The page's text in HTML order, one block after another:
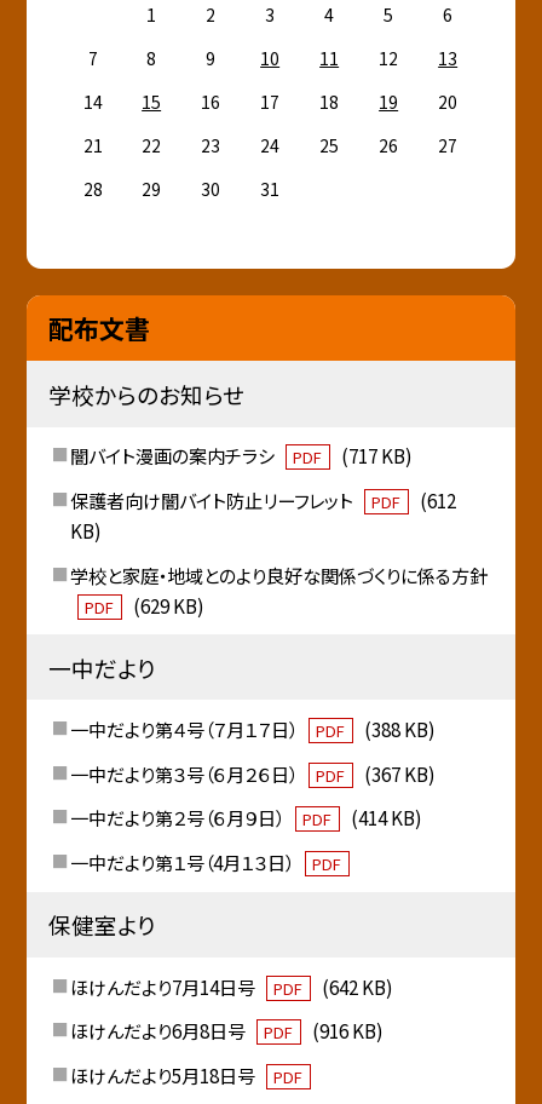
1 2 3 4 5
6
7
8 9 10 11 12
13
14
15 16 17 18 19
20
21
22 23 24 25 26
27
28
29 30 31
配布文書
学校からのお知らせ
闇バイト漫画の案内チラシ PDF
(717 KB)
保護者向け闇バイト防止リーフレット
PDF
(612
KB)
学校と家庭・地域とのより良好な関係づくりに係る方針
PDF (629 KB)
一中だより
一中だより第４号（７月１７日） PDF
(388 KB)
一中だより第３号（６月２６日）
PDF
(367 KB)
一中だより第２号（６月９日）
PDF
(414 KB)
一中だより第１号（4月１３日）
PDF
保健室より
ほけんだより7月14日号 PDF
(642 KB)
ほけんだより6月8日号
PDF
(916 KB)
ほけんだより5月18日号
PDF